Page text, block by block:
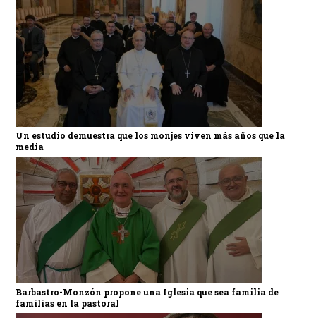
Un estudio demuestra que los monjes viven más años que la
media
Barbastro-Monzón propone una Iglesia que sea familia de
familias en la pastoral